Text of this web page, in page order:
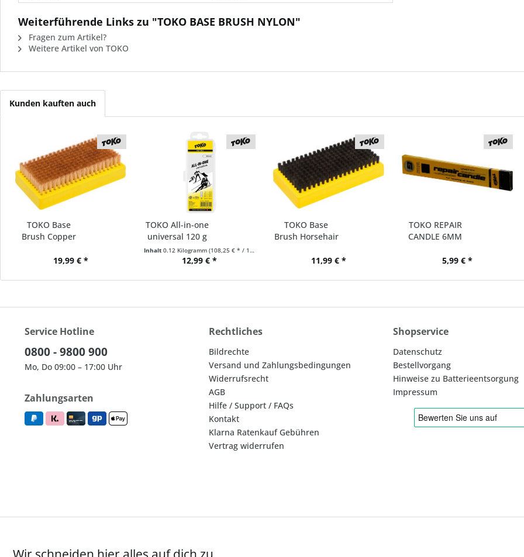
Weiterführende Links zu "TOKO BASE BRUSH NYLON"
Fragen zum Artikel?
Weitere Artikel von TOKO
Kunden kauften auch
TOKO Base
Brush Copper
19,99 € *
TOKO All-in-one
universal 120 g
Inhalt0.12 Kilogramm(108,25 € * / 1 Kilogramm)
12,99 € *
TOKO Base
Brush Horsehair
11,99 € *
TOKO REPAIR
CANDLE 6MM
5,99 € *
Service Hotline
0800 - 9800 900
Mo, Do 09:00 – 17:00 Uhr
Zahlungsarten
Rechtliches
Bildrechte
Versand und Zahlungsbedingungen
Widerrufsrecht
AGB
Hilfe / Support / FAQs
Kontakt
Klarna Ratenkauf Gebühren
Vertrag widerrufen
Shopservice
Datenschutz
Bestellvorgang
Hinweise zu Batterieentsorgung
Impressum